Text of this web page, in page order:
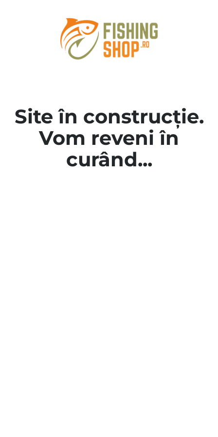
Site în construcție.
Vom reveni în
curând...